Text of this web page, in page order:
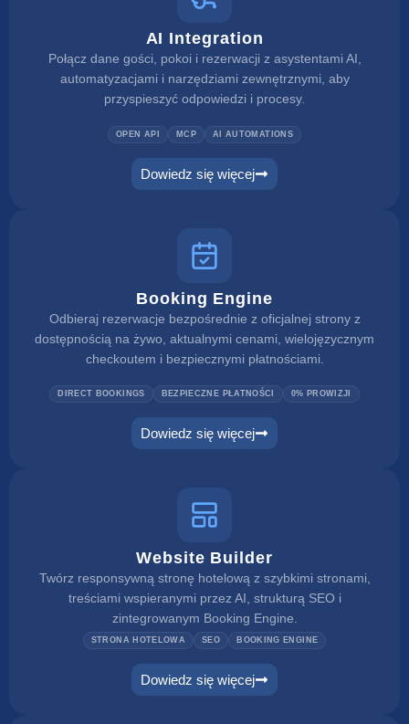
AI Integration
Połącz dane gości, pokoi i rezerwacji z asystentami AI,
automatyzacjami i narzędziami zewnętrznymi, aby
przyspieszyć odpowiedzi i procesy.
OPEN API MCP AI AUTOMATIONS
Dowiedz się więcej
Booking Engine
Odbieraj rezerwacje bezpośrednie z oficjalnej strony z
dostępnością na żywo, aktualnymi cenami, wielojęzycznym
checkoutem i bezpiecznymi płatnościami.
DIRECT BOOKINGS BEZPIECZNE PŁATNOŚCI 0% PROWIZJI
Dowiedz się więcej
Website Builder
Twórz responsywną stronę hotelową z szybkimi stronami,
treściami wspieranymi przez AI, strukturą SEO i
zintegrowanym Booking Engine.
STRONA HOTELOWA SEO BOOKING ENGINE
Dowiedz się więcej